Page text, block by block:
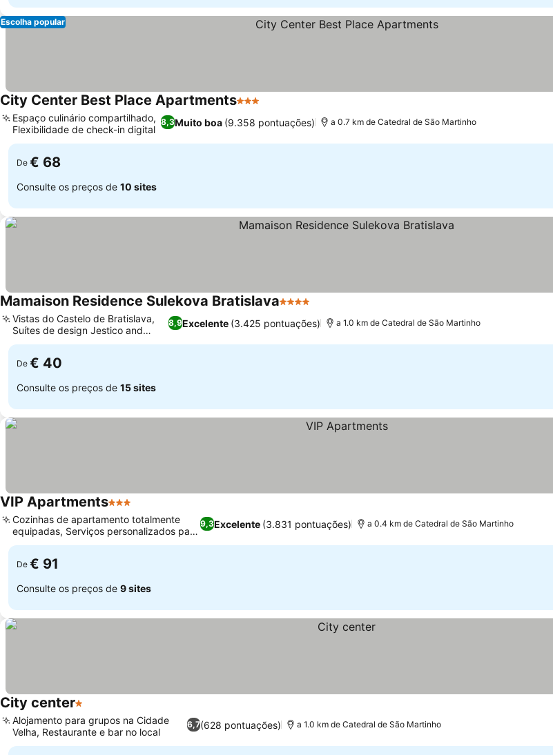
Escolha popular
City Center Best Place Apartments3 Estrelas
8,3Muito boa (9.358 pontuações)
Espaço culinário compartilhado,
Flexibilidade de check-in digital
a 0.7 km de Catedral de São Martinho
De € 68
Consulte os preços de 10 sites
Mamaison Residence Sulekova Bratislava4 Estrelas
8,9Excelente (3.425 pontuações)
Vistas do Castelo de Bratislava,
Suítes de design Jestico and
Whiles
a 1.0 km de Catedral de São Martinho
De € 40
Consulte os preços de 15 sites
VIP Apartments3 Estrelas
9,3Excelente (3.831 pontuações)
Cozinhas de apartamento totalmente
equipadas, Serviços personalizados para
hóspedes
a 0.4 km de Catedral de São Martinho
De € 91
Consulte os preços de 9 sites
City center1 Estrelas
6,7(628 pontuações)
Alojamento para grupos na Cidade
Velha, Restaurante e bar no local
a 1.0 km de Catedral de São Martinho